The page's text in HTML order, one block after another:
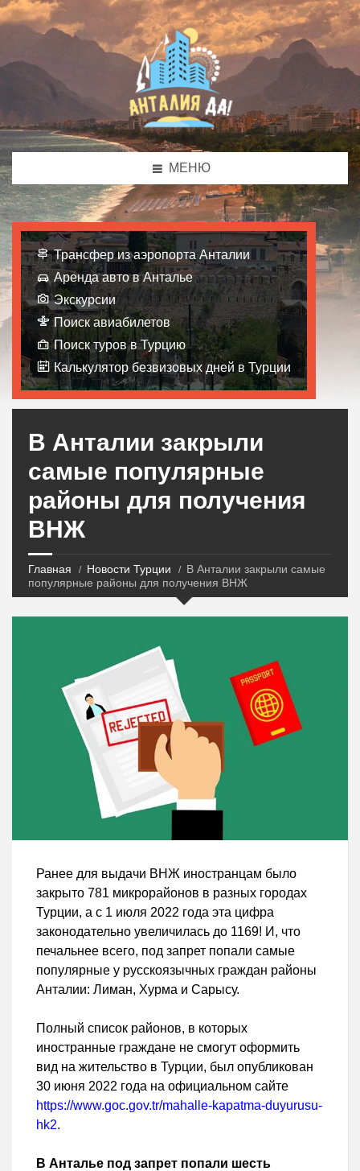
МЕНЮ
Трансфер из аэропорта Анталии
Аренда авто в Анталье
Экскурсии
Поиск авиабилетов
Поиск туров в Турцию
Калькулятор безвизовых дней в Турции
В Анталии закрыли
самые популярные
районы для получения
ВНЖ
Главная Новости Турции
В Анталии закрыли самые
популярные районы для получения ВНЖ
Ранее для выдачи ВНЖ иностранцам было
закрыто 781 микрорайонов в разных городах
Турции, а с 1 июля 2022 года эта цифра
законодательно увеличилась до 1169! И, что
печальнее всего, под запрет попали самые
популярные у русскоязычных граждан районы
Анталии: Лиман, Хурма и Сарысу.
Полный список районов, в которых
иностранные граждане не смогут оформить
вид на жительство в Турции, был опубликован
30 июня 2022 года на официальном сайте
https://www.goc.gov.tr/mahalle-kapatma-duyurusu-
hk2.
В Анталье под запрет попали шесть